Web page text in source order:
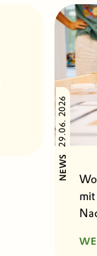
NEWS
29.06. 2026
mit